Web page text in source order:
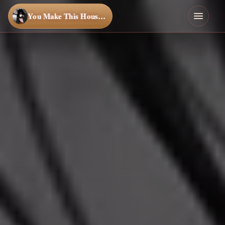
You Make This House a Home